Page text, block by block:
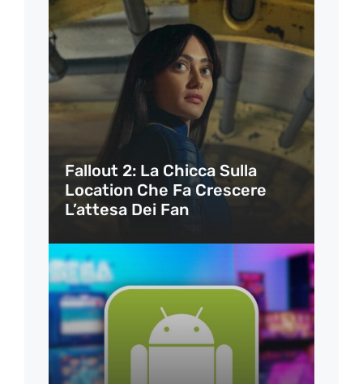
Fallout 2: La Chicca Sulla
Location Che Fa Crescere
L’attesa Dei Fan